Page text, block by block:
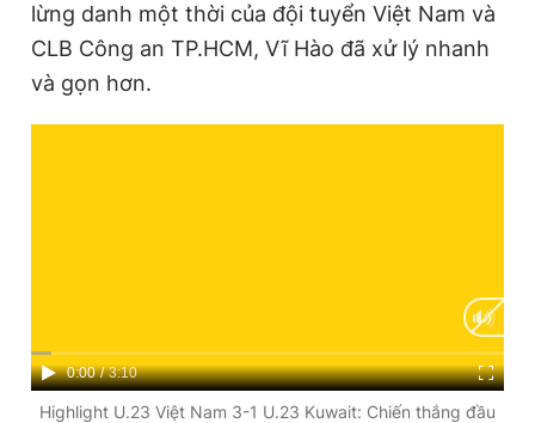
lừng danh một thời của đội tuyển Việt Nam và
CLB Công an TP.HCM, Vĩ Hào đã xử lý nhanh
và gọn hơn.
C
u
0:00 / D
u
3:10
Highlight U.23 Việt Nam 3-1 U.23 Kuwait: Chiến thắng đầu